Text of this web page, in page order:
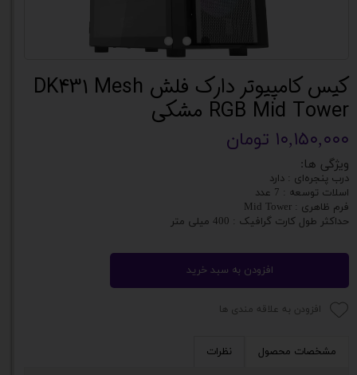
کیس کامپیوتر دارک فلش DK431 Mesh
RGB Mid Tower مشکی
۱۰,۱۵۰,۰۰۰ تومان
ویژگی ها:
درب پنجره‌ای : دارد
اسلات توسعه : 7 عدد
فرم ظاهری : Mid Tower
حداکثر طول کارت گرافیک : 400 میلی متر
افزودن به سبد خرید
افزودن به علاقه مندی ها
مشخصات محصول نظرات